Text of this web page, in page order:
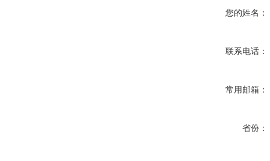
您的姓名：
联系电话：
常用邮箱：
省份：